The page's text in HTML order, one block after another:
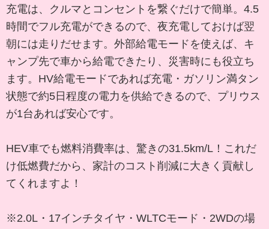
充電は、クルマとコンセントを繋ぐだけで簡単。4.5
時間でフル充電ができるので、夜充電しておけば翌
朝には走りだせます。外部給電モードを使えば、キ
ャンプ先で車から給電できたり、災害時にも役立ち
ます。HV給電モードであれば充電・ガソリン満タン
状態で約5日程度の電力を供給できるので、プリウス
が1台あれば安心です。
HEV車でも燃料消費率は、驚きの31.5km/L！これだ
け低燃費だから、家計のコスト削減に大きく貢献し
てくれますよ！
※2.0L・17インチタイヤ・WLTCモード・2WDの場